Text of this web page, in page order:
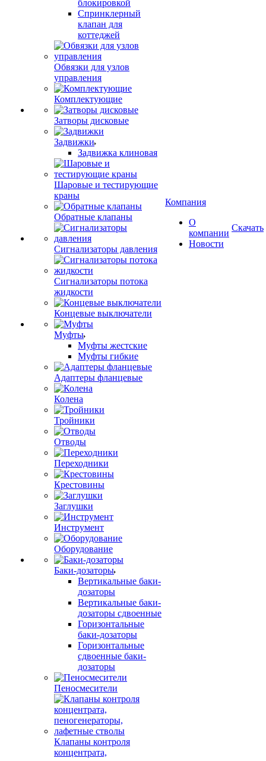
блокировкой
Спринклерный
клапан для
коттеджей
Обвязки для узлов
управления
Комплектующие
Затворы дисковые
Задвижки
Задвижка клиновая
Шаровые и тестирующие
краны
Обратные клапаны
Сигнализаторы давления
Сигнализаторы потока
жидкости
Концевые выключатели
Муфты
Муфты жестские
Муфты гибкие
Адаптеры фланцевые
Колена
Тройники
Отводы
Переходники
Крестовины
Заглушки
Инструмент
Оборудование
Баки-дозаторы
Вертикальные баки-
дозаторы
Вертикальные баки-
дозаторы сдвоенные
Горизонтальные
баки-дозаторы
Горизонтальные
сдвоенные баки-
дозаторы
Пеносмесители
Клапаны контроля
концентрата,
Компания
О
компании
Новости
Скачать